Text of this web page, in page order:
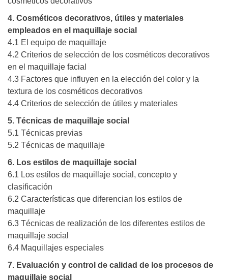
4. Cosméticos decorativos, útiles y materiales
empleados en el maquillaje social
4.1 El equipo de maquillaje
4.2 Criterios de selección de los cosméticos decorativos
en el maquillaje facial
4.3 Factores que influyen en la elección del color y la
textura de los cosméticos decorativos
4.4 Criterios de selección de útiles y materiales
5. Técnicas de maquillaje social
5.1 Técnicas previas
5.2 Técnicas de maquillaje
6. Los estilos de maquillaje social
6.1 Los estilos de maquillaje social, concepto y
clasificación
6.2 Características que diferencian los estilos de
maquillaje
6.3 Técnicas de realización de los diferentes estilos de
maquillaje social
6.4 Maquillajes especiales
7. Evaluación y control de calidad de los procesos de
maquillaje social